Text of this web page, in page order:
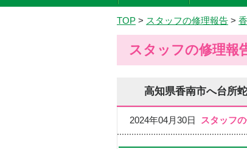
TOP > スタッフの修理報告 >
スタッフの修理報
高知県香南市へ台所
2024年04月30日 スタッフ